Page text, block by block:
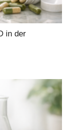
in der